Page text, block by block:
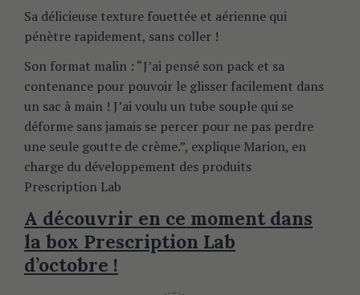
Sa délicieuse texture fouettée et aérienne qui
pénètre rapidement, sans coller !
Son format malin : “J’ai pensé son pack et sa
contenance pour pouvoir le glisser facilement dans
un sac à main ! J’ai voulu un tube souple qui se
déforme sans jamais se percer pour ne pas perdre
une seule goutte de crème.”, explique Marion, en
charge du développement des produits
Prescription Lab
A découvrir en ce moment dans
la box Prescription Lab
d’octobre !